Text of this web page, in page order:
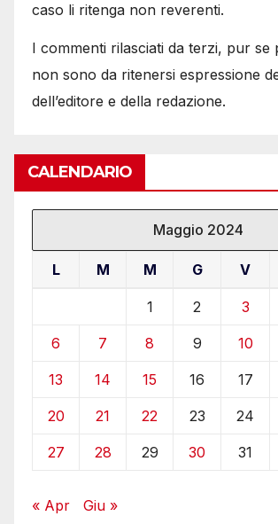
caso li ritenga non reverenti.
I commenti rilasciati da terzi, pur se
non sono da ritenersi espressione
dell’editore e della redazione.
CALENDARIO
Maggio 2024
L M M G V
1 2 3
6 7 8 9 10
13 14 15 16 17
20 21 22 23 24
27 28 29 30 31
« Apr Giu »